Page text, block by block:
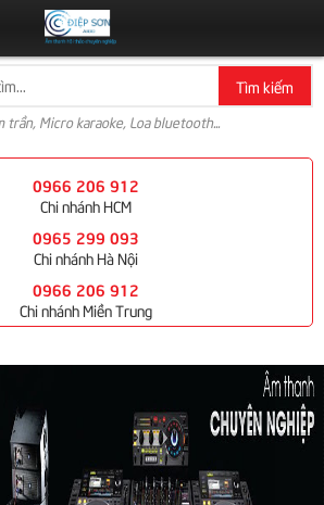
Tìm kiếm
trần, Micro karaoke, Loa bluetooth...
0966 206 912
Chi nhánh HCM
0965 299 093
Chi nhánh Hà Nội
0966 206 912
Chi nhánh Miền Trung